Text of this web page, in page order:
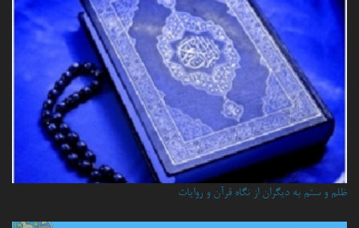
ظلم و ستم به دیگران از نگاه قرآن و روایات